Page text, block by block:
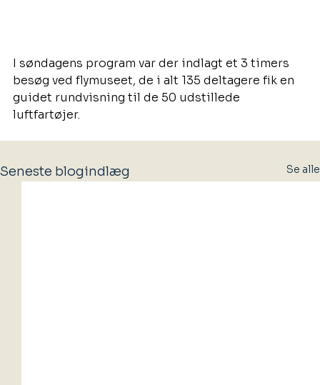
I søndagens program var der indlagt et 3 timers
besøg ved flymuseet, de i alt 135 deltagere fik en
guidet rundvisning til de 50 udstillede
luftfartøjer.
Seneste blogindlæg Se alle